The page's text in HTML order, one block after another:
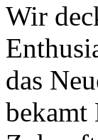
Wir
das
bekamt